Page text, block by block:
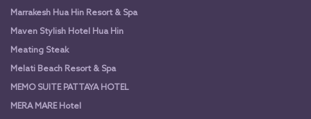
Marrakesh Hua Hin Resort & Spa
Maven Stylish Hotel Hua Hin
Meating Steak
Melati Beach Resort & Spa
MEMO SUITE PATTAYA HOTEL
MERA MARE Hotel